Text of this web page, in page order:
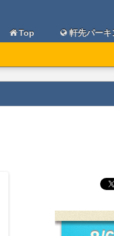
Top 軒先パーキ